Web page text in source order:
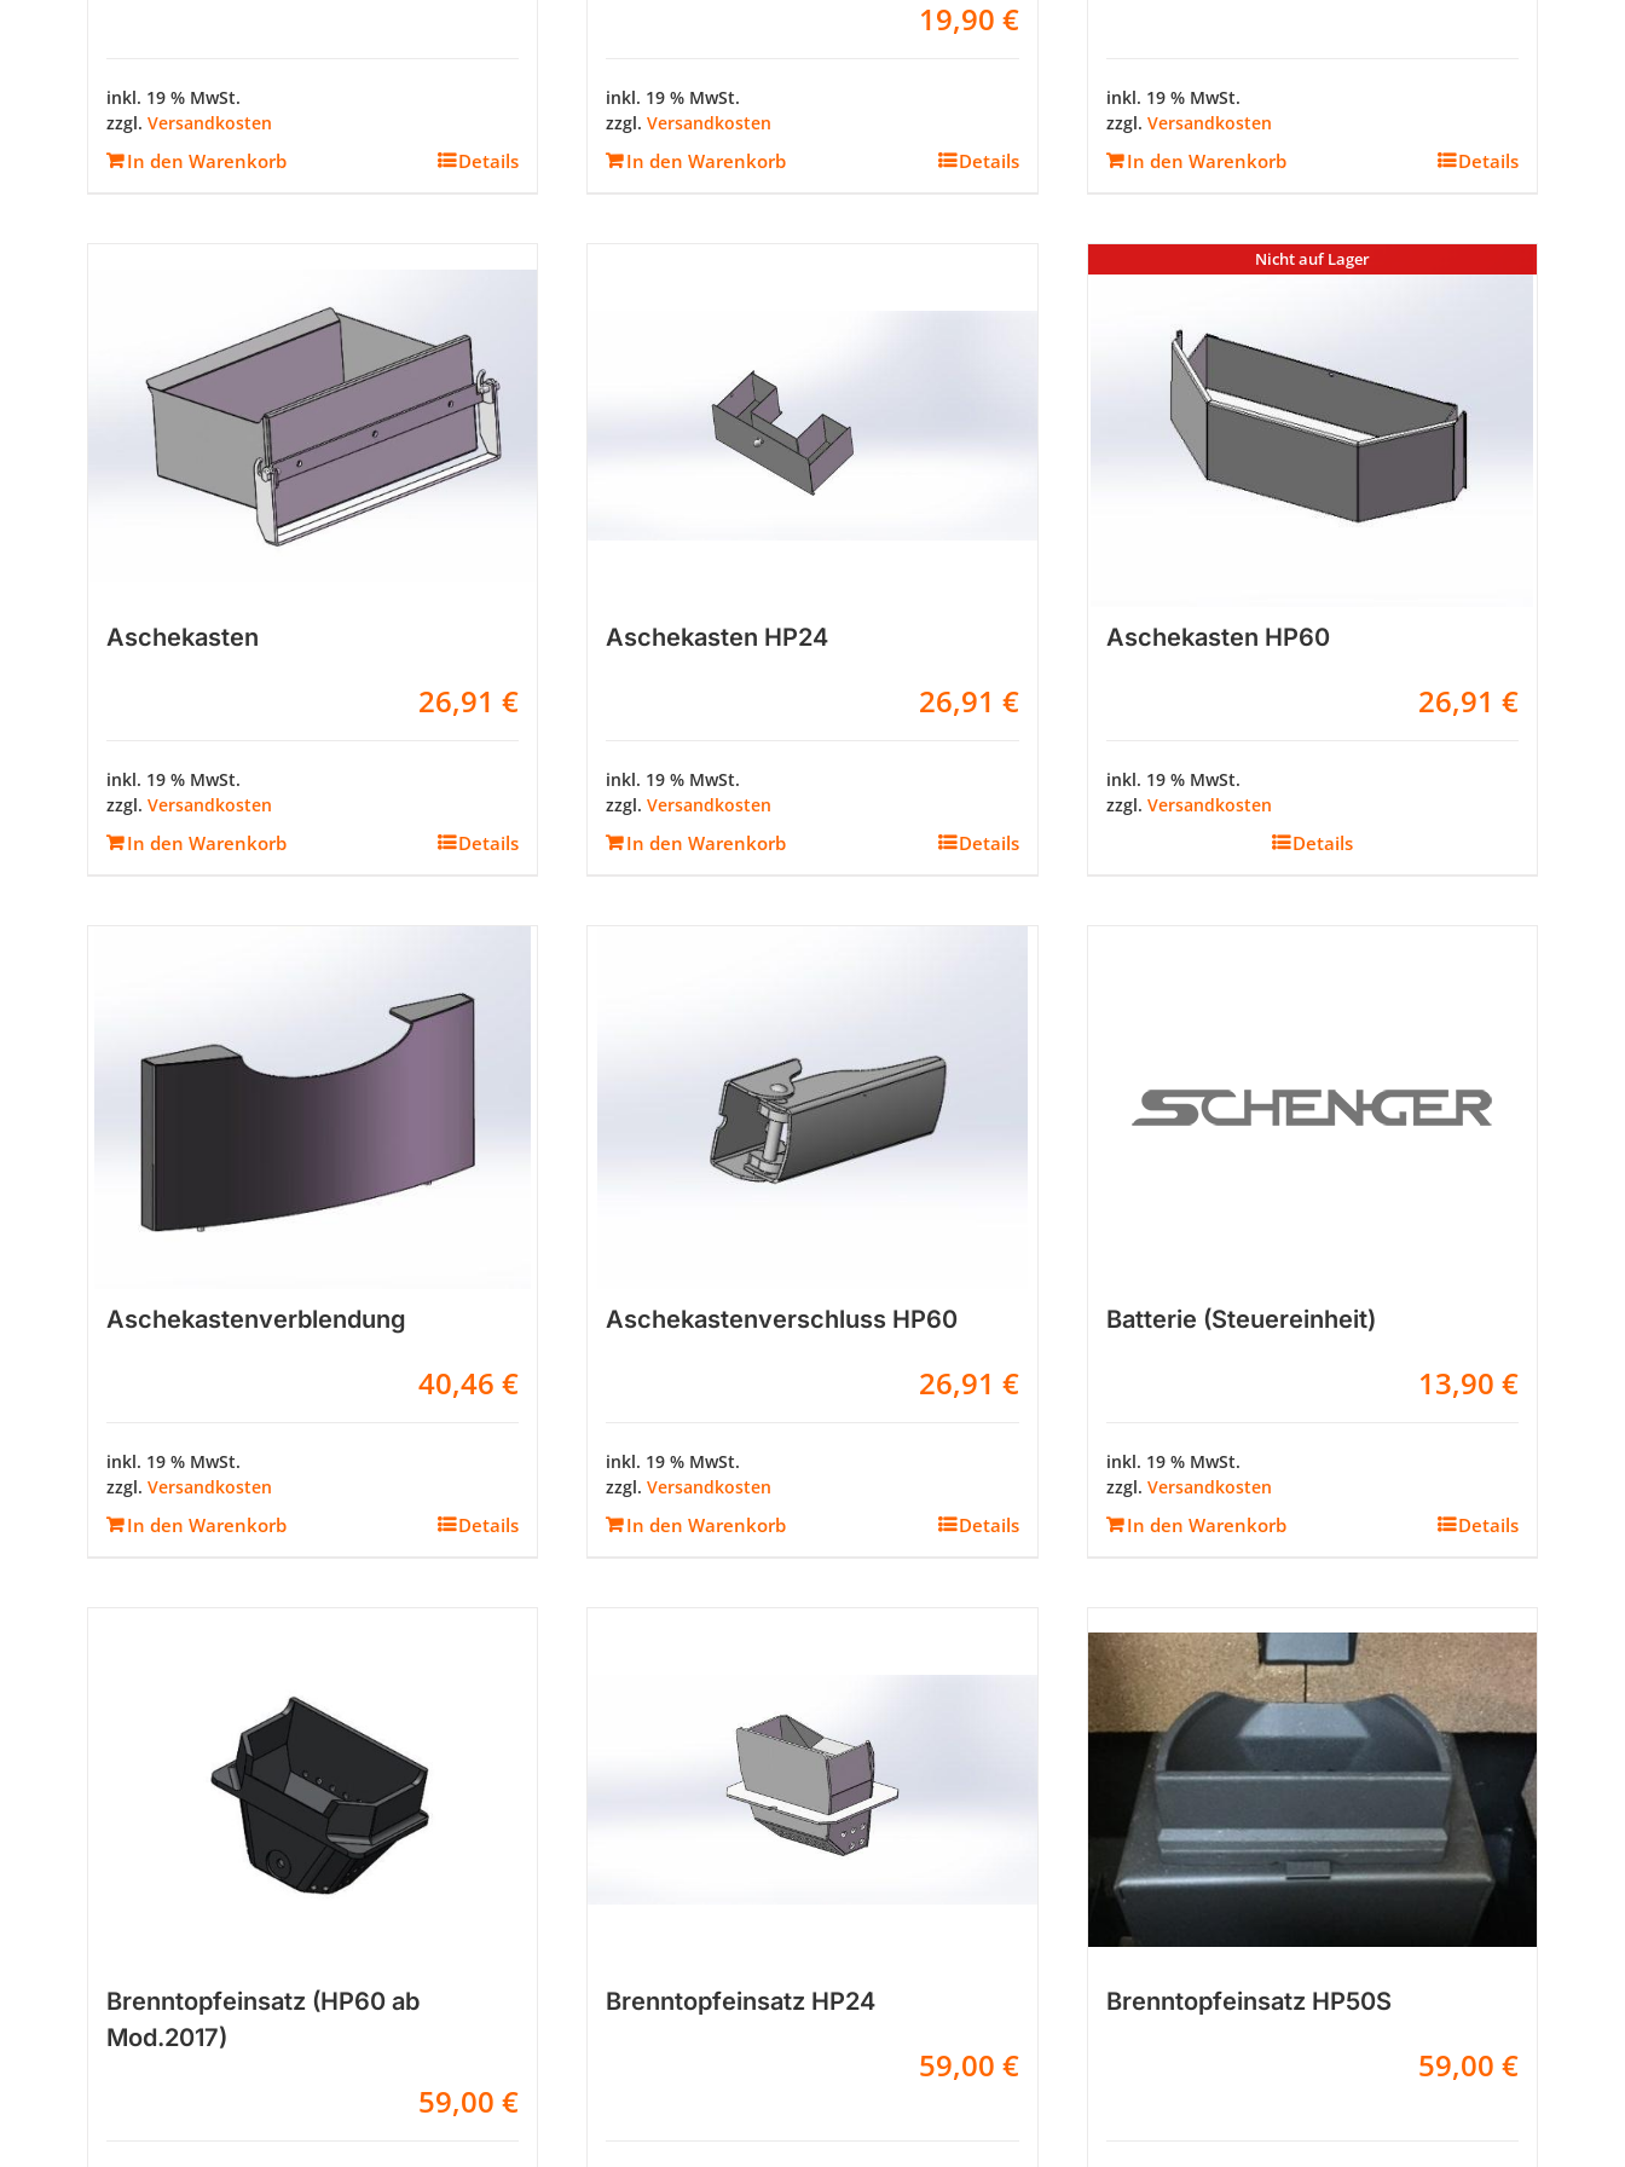
inkl. 19 % MwSt.
zzgl. Versandkosten
In den Warenkorb Details
19,90 €
inkl. 19 % MwSt.
zzgl.Versandkosten
In den Warenkorb Details
inkl. 19 % MwSt.
zzgl. Versandkosten
In den Warenkorb Details
Aschekasten
26,91€
inkl. 19 % MwSt.
zzgl. Versandkosten
In den Warenkorb Details
Aschekasten HP24
26,91 €
inkl. 19 % MwSt.
zzgl.Versandkosten
In den Warenkorb Details
Nicht auf Lager
Aschekasten HP60
26,91 €
inkl. 19 % MwSt.
zzgl. Versandkosten
Details
Aschekastenverblendung
40,46€
inkl. 19 % MwSt.
zzgl. Versandkosten
In den Warenkorb Details
Aschekastenverschluss HP60
26,91 €
inkl. 19 % MwSt.
zzgl.Versandkosten
In den Warenkorb Details
Batterie (Steuereinheit)
13,90 €
inkl. 19 % MwSt.
zzgl. Versandkosten
In den Warenkorb Details
Brenntopfeinsatz (HP60 ab
Mod.2017)
59,00€
Brenntopfeinsatz HP24
59,00 €
Brenntopfeinsatz HP50S
59,00 €